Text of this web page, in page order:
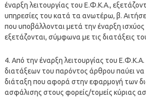
έναρξη λειτουργίας του Ε.Φ.Κ.Α.,
υπηρεσίες του κατά τα ανωτέρω, β.
που υποβάλλονται μετά την έναρξη
εξετάζονται, σύμφωνα με τις διατάξεις
4. Από την έναρξη λειτουργίας του
διατάξεων του παρόντος άρθρου παύει να
διάταξη που αφορά στην εφαρμογή των
ασφάλισης στους φορείς/τομείς κύριας